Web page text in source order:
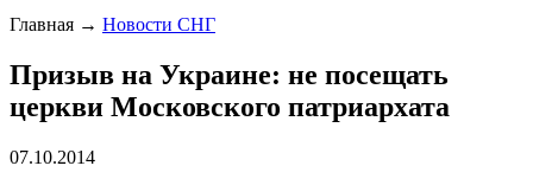
Главная → Новости СНГ
Призыв на Украине: не посещать
церкви Московского патриархата
07.10.2014